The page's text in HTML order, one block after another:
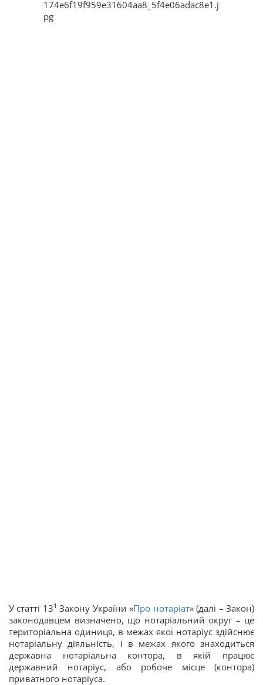
У статті 131 Закону України «Про нотаріат» (далі – Закон)
законодавцем визначено, що нотаріальний округ – це
територіальна одиниця, в межах якої нотаріус здійснює
нотаріальну діяльність, і в межах якого знаходиться
державна нотаріальна контора, в якій працює
державний нотаріус, або робоче місце (контора)
приватного нотаріуса.